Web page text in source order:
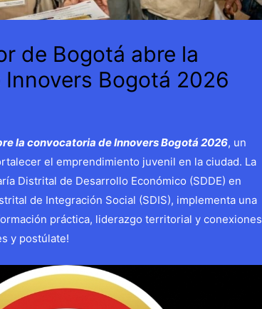
de Bogotá abre la
Bogotá 2026
la convocatoria de Innovers Bogotá 2026, un
el emprendimiento juvenil en la ciudad. La
Distrital de Desarrollo Económico (SDDE) en
de Integración Social (SDIS), implementa una
práctica, liderazgo territorial y conexiones
y postúlate!